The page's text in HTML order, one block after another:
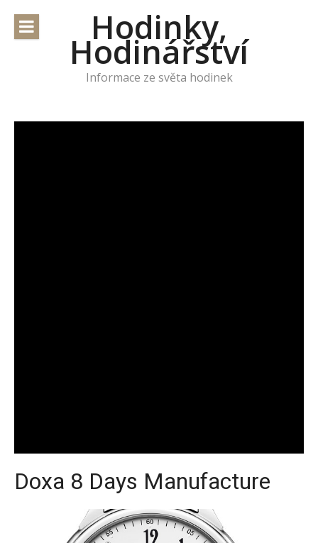
obsah
Hodinky,
Hodinářství
Informace ze světa hodinek
Doxa 8 Days Manufacture